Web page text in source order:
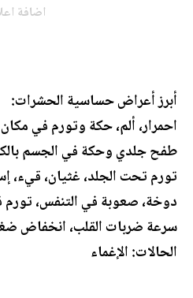
اضافة
أبرز أعراض حساسية الحشرات:
احمرار، ألم، حكة وتورم في
طفح جلدي وحكة في الجسم
تورم تحت الجلد، غثيان، قيء،
دوخة، صعوبة في التنفس، تورم
سرعة ضربات القلب، انخفاض
الحالات: الإغماء